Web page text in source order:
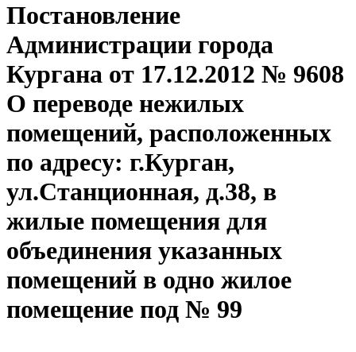
Постановление
Администрации города
Кургана от 17.12.2012 № 9608
О переводе нежилых
помещений, расположенных
по адресу: г.Курган,
ул.Станционная, д.38, в
жилые помещения для
объединения указанных
помещений в одно жилое
помещение под № 99